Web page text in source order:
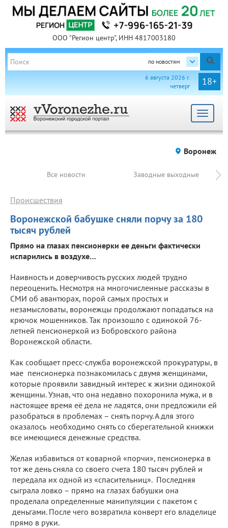
ООО "Регион центр", ИНН 4817003180
по новостям
18+
6 августа 2026 г.
четверг
Toggle
Воронеж
Все новости Заводные выходные
Воронежской бабушке сняли порчу за 180
тысяч рублей
Происшествия
Прямо на глазах пенсионерки ее деньги фактически
испарились в воздухе…
Наивность и доверчивость русских людей трудно
переоценить. Несмотря на многочисленные рассказы в
СМИ об авантюрах, порой самых простых и
незамысловаты, воронежцы продолжают попадаться на
крючок мошенников. Так произошло с одинокой 76-
летней пенсионеркой из Бобровского района
Воронежской области.
Как сообщает пресс-служба воронежской прокуратуры, в
мае пенсионерка познакомилась с двумя женщинами,
которые проявили завидный интерес к жизни одинокой
женщины. Узнав, что она недавно похоронила мужа, и в
настоящее время её дела не ладятся, они предложили ей
разобраться в проблемах – снять порчу. А для этого
оказалось необходимо снять со сберегательной книжки
все имеющиеся денежные средства.
Желая избавиться от коварной «порчи», пенсионерка в
тот же день сняла со своего счета 180 тысяч рублей и
передала их одной из «спасительниц». Последняя
сыграла ловко – прямо на глазах бабушки она
проделала определенные манипуляции с пакетом с
деньгами. После чего возвратила конверт его владелице
прямо в руки.